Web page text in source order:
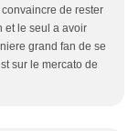
de rester
et le seul a avoir
grand fan de se
sur le mercato de